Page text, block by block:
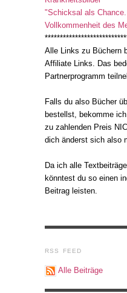
"Schicksal als
Vollkommenheit des
Alle Links zu Büchern
Affiliate Links. Das
Partnerprogramm
Falls du also Bücher
bestellst, bekomme
zu zahlenden Preis
dich änderst sich also
Da ich alle
könntest du so einen
Beitrag leisten.
RSS FEED
Alle Beiträge